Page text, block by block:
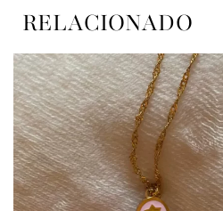
cantidad
RELACIONADO